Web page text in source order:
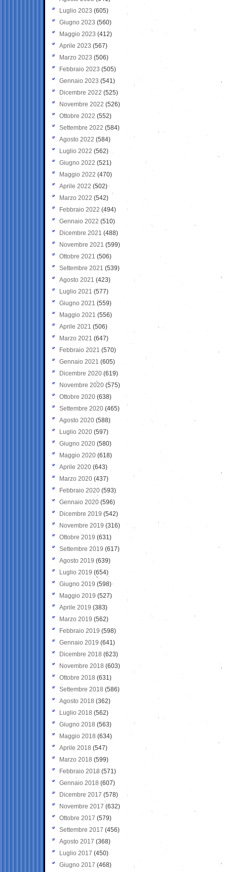
Luglio 2023 (605)
Giugno 2023 (560)
Maggio 2023 (412)
Aprile 2023 (567)
Marzo 2023 (506)
Febbraio 2023 (505)
Gennaio 2023 (541)
Dicembre 2022 (525)
Novembre 2022 (526)
Ottobre 2022 (552)
Settembre 2022 (584)
Agosto 2022 (584)
Luglio 2022 (562)
Giugno 2022 (521)
Maggio 2022 (470)
Aprile 2022 (502)
Marzo 2022 (542)
Febbraio 2022 (494)
Gennaio 2022 (510)
Dicembre 2021 (488)
Novembre 2021 (599)
Ottobre 2021 (506)
Settembre 2021 (539)
Agosto 2021 (423)
Luglio 2021 (577)
Giugno 2021(559)
Maggio 2021 (556)
Aprile 2021 (506)
Marzo 2021 (647)
Febbraio 2021 (570)
Gennaio 2021 (605)
Dicembre 2020 (619)
Novembre 2020 (575)
Ottobre 2020 (638)
Settembre 2020(465)
Agosto 2020 (588)
Luglio 2020 (597)
Giugno 2020 (580)
Maggio 2020 (618)
Aprile 2020 (643)
Marzo 2020 (437)
Febbraio 2020 (593)
Gennaio 2020 (596)
Dicembre 2019 (542)
Novembre 2019 (316)
Ottobre 2019 (631)
Settembre 2019 (617)
Agosto 2019 (639)
Luglio 2019 (654)
Giugno 2019 (598)
Maggio 2019 (527)
Aprile 2019 (383)
Marzo 2019 (562)
Febbraio 2019 (598)
Gennaio 2019 (641)
Dicembre 2018 (623)
Novembre 2018 (603)
Ottobre 2018 (631)
Settembre 2018 (586)
Agosto 2018 (362)
Luglio 2018 (562)
Giugno 2018 (563)
Maggio 2018 (634)
Aprile 2018 (547)
Marzo 2018 (599)
Febbraio 2018 (571)
Gennaio 2018 (607)
Dicembre 2017 (578)
Novembre 2017 (632)
Ottobre 2017 (579)
Settembre 2017 (456)
Agosto 2017 (368)
Luglio 2017 (450)
Giugno 2017 (468)